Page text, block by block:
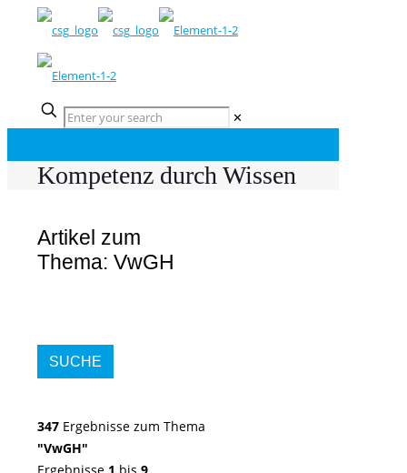
✕
Kompetenz durch Wissen
Artikel zum
Thema: VwGH
SUCHE
347 Ergebnisse zum Thema
"VwGH"
Ergebnisse 1 bis 9